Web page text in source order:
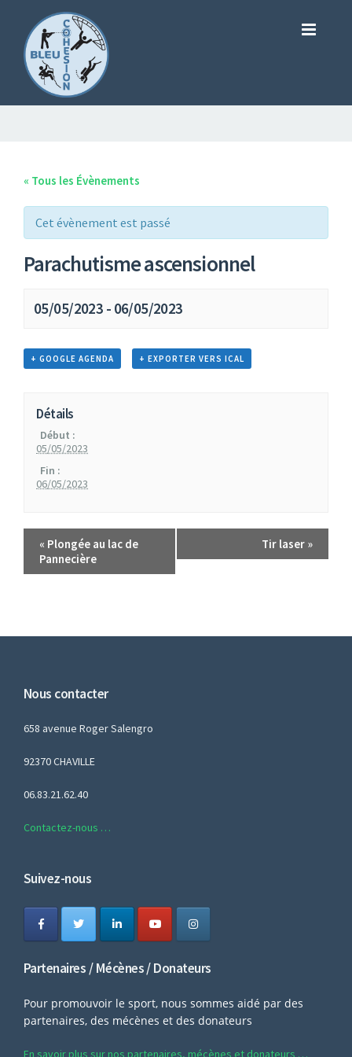
« Tous les Évènements
Cet évènement est passé
Parachutisme ascensionnel
05/05/2023 - 06/05/2023
+ GOOGLE AGENDA + EXPORTER VERS ICAL
Détails
Début :
05/05/2023
Fin :
06/05/2023
« Plongée au lac de
Pannecière
Tir laser »
Nous contacter
658 avenue Roger Salengro
92370 CHAVILLE
06.83.21.62.40
Contactez-nous …
Suivez-nous
Partenaires / Mécènes / Donateurs
Pour promouvoir le sport, nous sommes aidé par des
partenaires, des mécènes et des donateurs
En savoir plus sur nos partenaires, mécènes et donateurs …